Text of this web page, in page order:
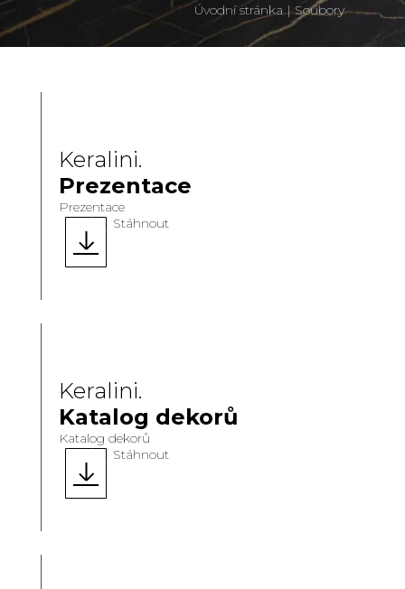
Úvodní stránka|Soubory
Keralini.
Prezentace
Prezentace
Stáhnout
Keralini.
Katalog dekorů
Katalog dekorů
Stáhnout